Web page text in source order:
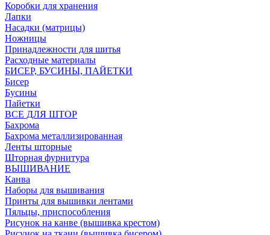
Коробки для хранения
Лапки
Насадки (матрицы)
Ножницы
Принадлежности для шитья
Расходные материалы
БИСЕР, БУСИНЫ, ПАЙЕТКИ
Бисер
Бусины
Пайетки
ВСЕ ДЛЯ ШТОР
Бахрома
Бахрома металлизированная
Ленты шторные
Шторная фурнитура
ВЫШИВАНИЕ
Канва
Наборы для вышивания
Принты для вышивки лентами
Пяльцы, приспособления
Рисунок на канве (вышивка крестом)